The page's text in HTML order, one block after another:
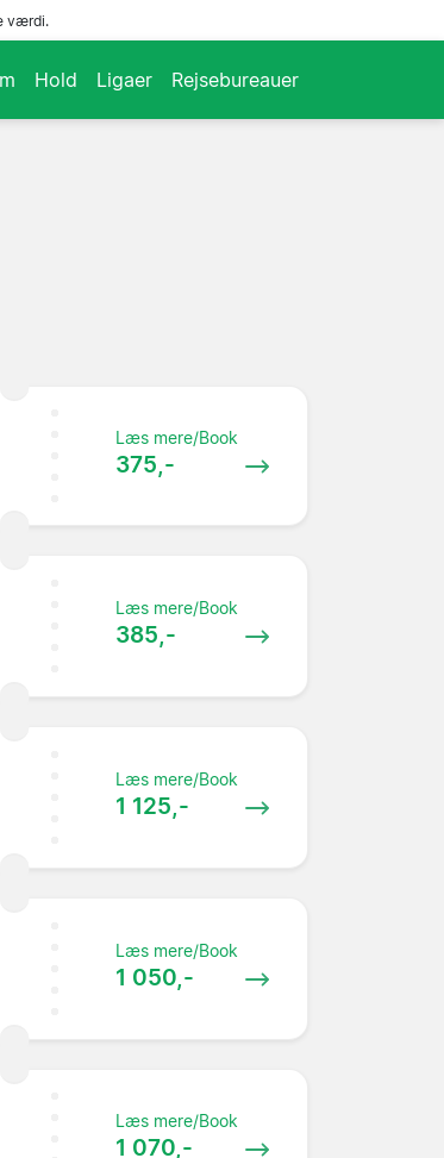
værdi.
Hold Ligaer Rejsebureauer
Læs mere/Book
375,-
Læs mere/Book
385,-
Læs mere/Book
1 125,-
Læs mere/Book
1 050,-
Læs mere/Book
1 070,-